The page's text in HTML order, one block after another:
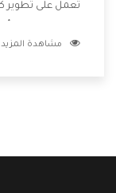
تعمل على تطوير
للعملاء أقوى
مشاهدة المزيد